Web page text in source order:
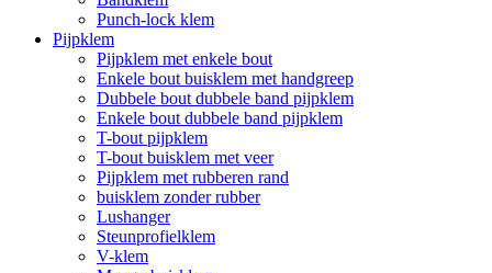
Punch-lock klem
Pijpklem
Pijpklem met enkele bout
Enkele bout buisklem met handgreep
Dubbele bout dubbele band pijpklem
Enkele bout dubbele band pijpklem
T-bout pijpklem
T-bout buisklem met veer
Pijpklem met rubberen rand
buisklem zonder rubber
Lushanger
Steunprofielklem
V-klem